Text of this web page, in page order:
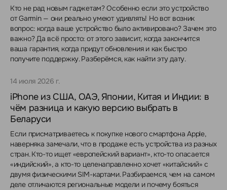
Кто не рад новым гаджетам? Особенно если это устройство
от Garmin — они реально умеют удивлять! Но вот возник
вопрос: когда ваше устройство было активировано? Зачем это
важно? Да всё просто: от этого зависит, когда закончится
ваша гарантия, когда придут обновления и как быстро
получите поддержку. Разберёмся, как найти эту дату.
14 июля 2026 г.
iPhone из США, ОАЭ, Японии, Китая и Индии: в
чём разница и какую версию выбрать в
Беларуси
Если присматриваетесь к покупке нового смартфона Apple,
наверняка замечали, что в продаже есть устройства из разных
стран. Кто-то ищет «европейский вариант», кто-то опасается
«индийский», а кто-то целенаправленно хочет «китайский» с
двумя физическими SIM-картами. Разбираемся, чем на самом
деле отличаются региональные модели и почему бояться